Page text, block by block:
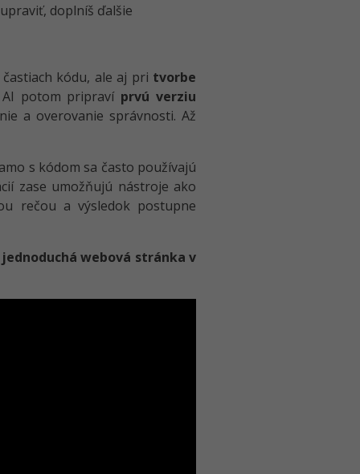
doplníš ďalšie
kódu, ale aj pri tvorbe
potom pripraví prvú verziu
a overovanie správnosti. Až
s kódom sa často používajú
zase umožňujú nástroje ako
rečou a výsledok postupne
jednoduchá webová stránka v